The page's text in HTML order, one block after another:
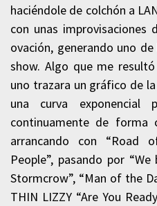
haciéndole de colchón a
con unas improvisaciones
ovación, generando uno
show. Algo que me
uno trazara un gráfico de
una curva exponencial
continuamente de forma
arrancando con “Road
People”, pasando por
Stormcrow”, “Man of the
THIN LIZZY “Are You